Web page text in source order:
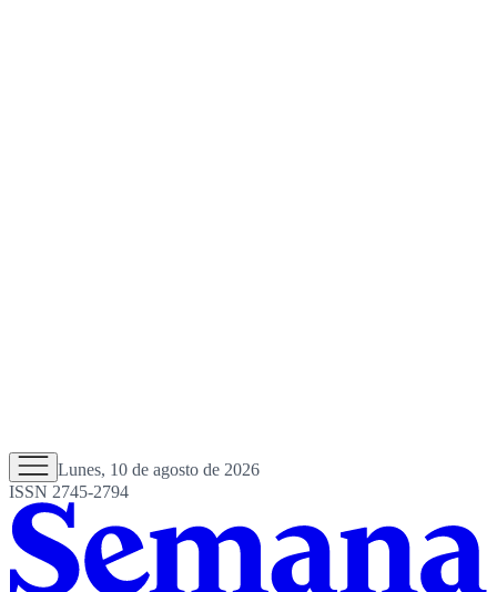
Lunes, 10 de agosto de 2026
ISSN 2745-2794